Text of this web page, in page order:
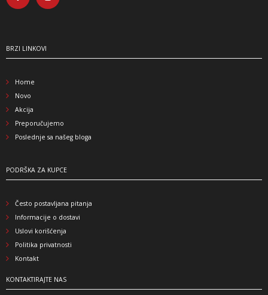
BRZI LINKOVI
Home
Novo
Akcija
Preporučujemo
Poslednje sa našeg bloga
PODRŠKA ZA KUPCE
Često postavljana pitanja
Informacije o dostavi
Uslovi korišćenja
Politika privatnosti
Kontakt
KONTAKTIRAJTE NAS